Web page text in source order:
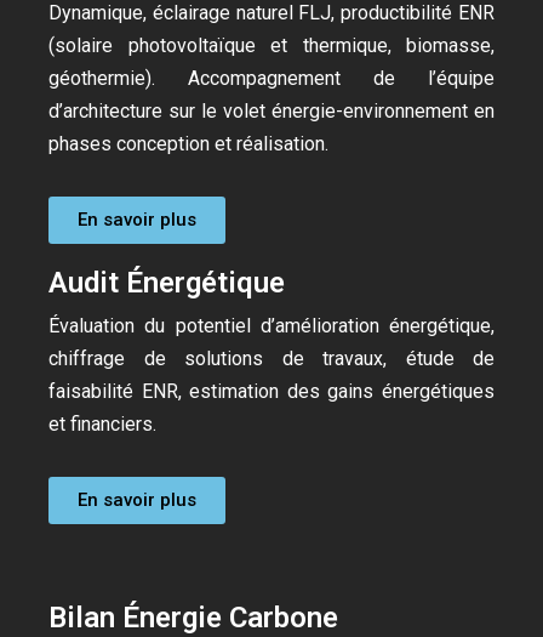
Dynamique, éclairage naturel FLJ, productibilité ENR
(solaire photovoltaïque et thermique, biomasse,
géothermie). Accompagnement de l’équipe
d’architecture sur le volet énergie-environnement en
phases conception et réalisation.
En savoir plus
Audit Énergétique
Évaluation du potentiel d’amélioration énergétique,
chiffrage de solutions de travaux, étude de
faisabilité ENR, estimation des gains énergétiques
et financiers.
En savoir plus
Bilan Énergie Carbone